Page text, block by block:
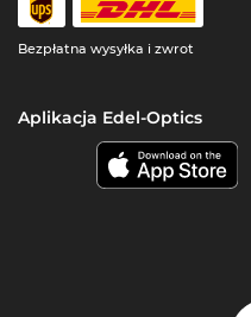
Bezpłatna wysyłka i zwrot
Aplikacja Edel-Optics